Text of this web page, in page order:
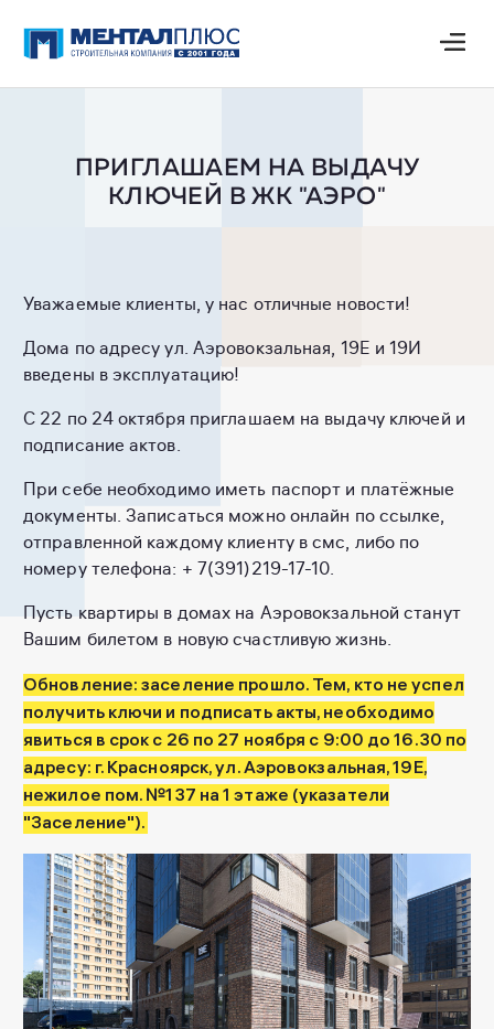
ПРИГЛАШАЕМ НА ВЫДАЧУ
КЛЮЧЕЙ В ЖК "АЭРО"
Уважаемые клиенты, у нас отличные новости!
Дома по адресу ул. Аэровокзальная, 19Е и 19И
введены в эксплуатацию!
С 22 по 24 октября приглашаем на выдачу ключей и
подписание актов.
При себе необходимо иметь паспорт и платёжные
документы. Записаться можно онлайн по ссылке,
отправленной каждому клиенту в смс, либо по
номеру телефона: + 7(391)219-17-10.
Пусть квартиры в домах на Аэровокзальной станут
Вашим билетом в новую счастливую жизнь.
Обновление: заселение прошло. Тем, кто не успел
получить ключи и подписать акты, необходимо
явиться в срок с 26 по 27 ноября с 9:00 до 16.30 по
адресу: г. Красноярск, ул. Аэровокзальная, 19Е,
нежилое пом. №137 на 1 этаже (указатели
"Заселение").